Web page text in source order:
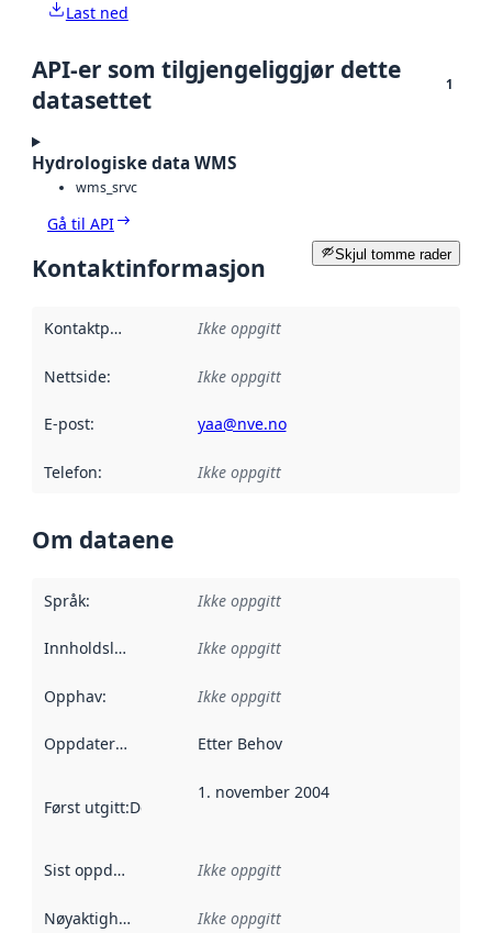
Last ned
API-er som tilgjengeliggjør dette
datasettet
1
Hydrologiske data WMS
wms_srvc
Gå til API
Skjul tomme rader
Kontaktinformasjon
Kontaktpunkt Ikke oppgitt
Nettside: Ikke oppgitt
E-post: yaa@nve.no
Telefon: Ikke oppgitt
Om dataene
Språk: Ikke oppgitt
Innholdsleverandører :
Ikke oppgitt
Opphav: Ikke oppgitt
Oppdateringsfrekvens :
Etter Behov
Først utgitt:Denne datoen sier når dataene i dette
1. november 2004
Sist oppdatert Ikke oppgitt
Nøyaktighet Ikke oppgitt